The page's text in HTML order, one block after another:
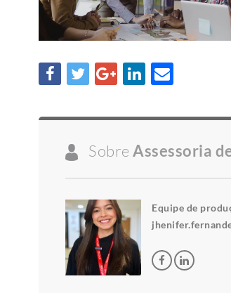
Sobre Assessoria
Equipe de